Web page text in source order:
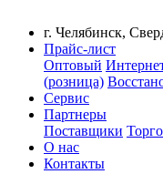
г. Челябинск,
Прайс-лист
Оптовый
(розница)
Сервис
Партнеры
Поставщики
О нас
Контакты